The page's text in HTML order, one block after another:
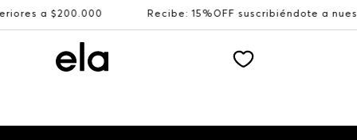
a $200.000 Recibe: 15%OFF suscribiéndote a nuestro